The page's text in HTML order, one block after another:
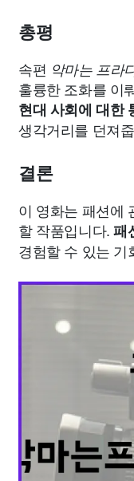
총평
속편 악마는 프라
훌륭한 조화를 이
현대 사회에 대한
생각거리를 던져
결론
이 영화는 패션에
할 작품입니다.패
경험할 수 있는 기